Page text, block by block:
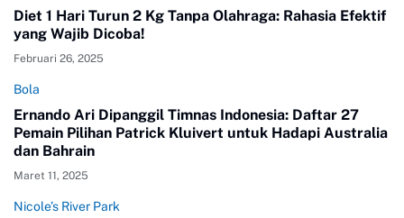
Diet 1 Hari Turun 2 Kg Tanpa Olahraga: Rahasia Efektif
yang Wajib Dicoba!
Februari 26, 2025
Bola
Ernando Ari Dipanggil Timnas Indonesia: Daftar 27
Pemain Pilihan Patrick Kluivert untuk Hadapi Australia
dan Bahrain
Maret 11, 2025
Nicole’s River Park